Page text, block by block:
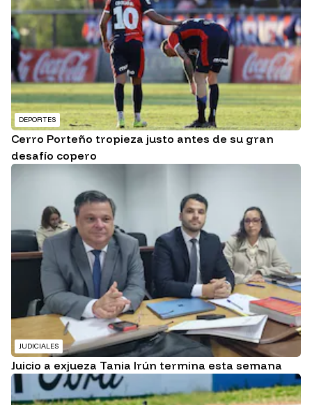
DEPORTES
Cerro Porteño tropieza justo antes de su gran
desafío copero
JUDICIALES
Juicio a exjueza Tania Irún termina esta semana